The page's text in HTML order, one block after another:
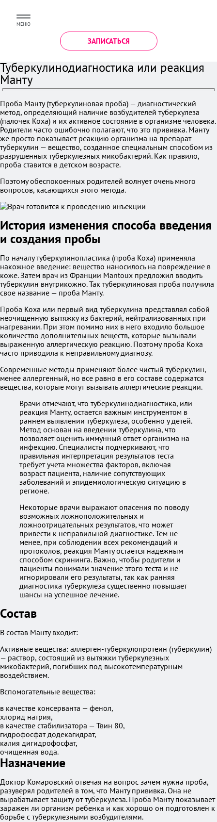
МЕНЮ
ЗАПИСАТЬСЯ
Туберкулинодиагностика или реакция
Манту
Проба Манту (туберкулиновая проба) — диагностический
метод, определяющий наличие возбудителей туберкулеза
(палочек Коха) и их активное состояние в организме человека.
Родители часто ошибочно полагают, что это прививка. Манту
же просто показывает реакцию организма на препарат
туберкулин — вещество, созданное специальным способом из
разрушенных туберкулезных микобактерий. Как правило,
проба ставится в детском возрасте.
Поэтому обеспокоенных родителей волнует очень много
вопросов, касающихся этого метода.
История изменения способа введения
и создания пробы
По началу туберкулинопластика (проба Коха) применяла
накожное введение: вещество наносилось на повреждение в
коже. Затем врач из Франции Mantoux предложил вводить
туберкулин внутрикожно. Так туберкулиновая проба получила
свое название — проба Манту.
Проба Коха или первый вид туберкулина представлял собой
неочищенную вытяжку из бактерий, нейтрализованных при
нагревании. При этом помимо них в него входило большое
количество дополнительных веществ, которые вызывали
выраженную аллергическую реакцию. Поэтому проба Коха
часто приводила к неправильному диагнозу.
Современные методы применяют более чистый туберкулин,
менее аллергенный, но все равно в его составе содержатся
вещества, которые могут вызывать аллергические реакции.
Врачи отмечают, что туберкулинодиагностика, или
реакция Манту, остается важным инструментом в
раннем выявлении туберкулеза, особенно у детей.
Метод основан на введении туберкулина, что
позволяет оценить иммунный ответ организма на
инфекцию. Специалисты подчеркивают, что
правильная интерпретация результатов теста
требует учета множества факторов, включая
возраст пациента, наличие сопутствующих
заболеваний и эпидемиологическую ситуацию в
регионе.
Некоторые врачи выражают опасения по поводу
возможных ложноположительных и
ложноотрицательных результатов, что может
привести к неправильной диагностике. Тем не
менее, при соблюдении всех рекомендаций и
протоколов, реакция Манту остается надежным
способом скрининга. Важно, чтобы родители и
пациенты понимали значение этого теста и не
игнорировали его результаты, так как ранняя
диагностика туберкулеза существенно повышает
шансы на успешное лечение.
Состав
В состав Манту входит:
Активные вещества: аллерген-туберкулопротеин (туберкулин)
— раствор, состоящий из вытяжки туберкулезных
микобактерий, погибших под высокотемпературным
воздействием.
Вспомогательные вещества:
в качестве консерванта — фенол,
хлорид натрия,
в качестве стабилизатора — Твин 80,
гидрофосфат додекагидрат,
калия дигидрофосфат,
очищенная вода.
Назначение
Доктор Комаровский отвечая на вопрос зачем нужна проба,
разуверял родителей в том, что Манту прививка. Она не
вырабатывает защиту от туберкулеза. Проба Манту показывает
заражен ли организм ребенка и как хорошо он подготовлен к
борьбе с туберкулезными возбудителями.